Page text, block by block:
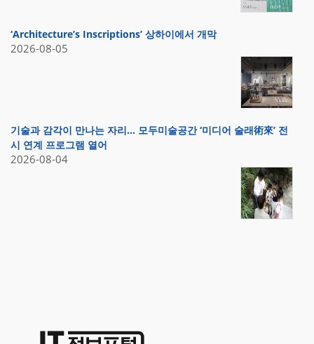
‘Architecture’s Inscriptions’ 상하이에서 개막
2026-08-05
기술과 감각이 만나는 자리… 모두미술공간 ‘미디어 술래術來’ 전
시 연계 프로그램 열어
2026-08-04